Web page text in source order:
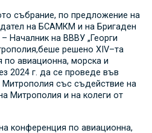
събрание, по предложение на
на БСАМКМ и на Бригаден
Началник на ВВВУ „Георги
решено ХІV–та
авиационна, морска и
2024 г. да се проведе във
Митрополия със съдействие на
Митрополия и на колеги от
конференция по авиационна,